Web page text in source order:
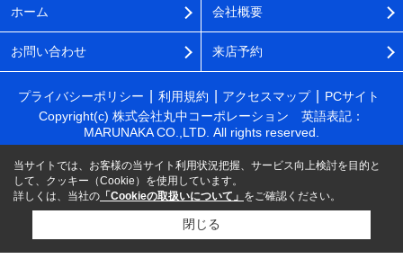
ホーム 会社概要
お問い合わせ 来店予約
プライバシーポリシー 利用規約 アクセスマップ
PCサイト
Copyright(c) 株式会社丸中コーポレーション 英語表記：
MARUNAKA CO.,LTD. All rights reserved.
当サイトでは、お客様の当サイト利用状況把握、サービス向上検討を目的と
して、クッキー（Cookie）を使用しています。
詳しくは、当社の 「Cookieの取扱いについて」 をご確認ください。
閉じる